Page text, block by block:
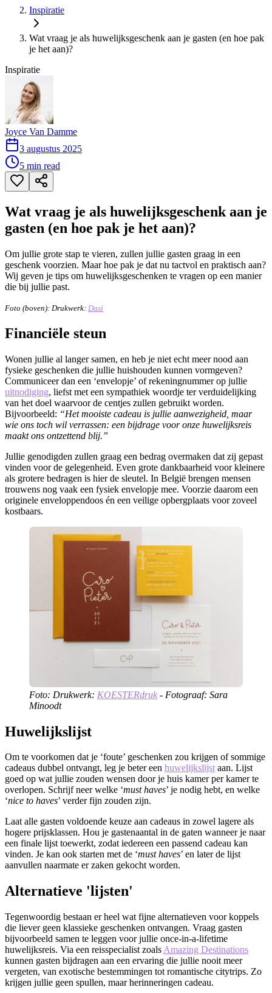
Inspiratie
Wat vraag je als huwelijksgeschenk aan je gasten (en hoe pak
je het aan)?
Inspiratie
Joyce Van Damme
3 augustus 2025
5 min read
Wat vraag je als huwelijksgeschenk aan je
gasten (en hoe pak je het aan)?
Om jullie grote stap te vieren, zullen jullie gasten graag in een
geschenk voorzien. Maar hoe pak je dat nu tactvol en praktisch aan?
Wij geven je tips om huwelijksgeschenken te vragen op een manier
die bij jullie past.
Foto (boven): Drukwerk: Dasi
Financiële steun
Wonen jullie al langer samen, en heb je niet echt meer nood aan
fysieke geschenken die jullie huishouden kunnen vormgeven?
Communiceer dan een ‘envelopje’ of rekeningnummer op jullie
uitnodiging, liefst met een sympathiek woordje ter verduidelijking
van het doel waarvoor de centjes zullen gebruikt worden.
Bijvoorbeeld: “Het mooiste cadeau is jullie aanwezigheid, maar
wie ons toch wil verrassen: een bijdrage voor onze huwelijksreis
maakt ons ontzettend blij.”
Jullie genodigden zullen graag een bedrag overmaken dat zij gepast
vinden voor de gelegenheid. Even grote dankbaarheid voor kleinere
als grotere bedragen is hier de sleutel. In België brengen mensen
trouwens nog vaak een fysiek envelopje mee. Voorzie daarom een
originele enveloppendoos én een veilige opbergplaats voor zoveel
kostbaars.
Foto: Drukwerk: KOESTERdruk - Fotograaf: Sara
Minoodt
Huwelijkslijst
Om te voorkomen dat je ‘foute’ geschenken zou krijgen of sommige
cadeaus dubbel ontvangt, leg je beter een huwelijkslijstaan. Lijst
goed op wat jullie zouden wensen door je huis kamer per kamer te
overlopen. Schrijf neer welke ‘must haves’ je nodig hebt, en welke
‘nice to haves’ verder fijn zouden zijn.
Laat alle gasten voldoende keuze aan cadeaus in zowel lagere als
hogere prijsklassen. Hou je gastenaantal in de gaten wanneer je naar
een finale lijst toewerkt, zodat iedereen een passend cadeau kan
vinden. Je kan ook starten met de ‘must haves’ en later de lijst
aanvullen naarmate er zaken gekocht worden.
Alternatieve 'lijsten'
Tegenwoordig bestaan er heel wat fijne alternatieven voor koppels
die liever geen klassieke geschenken ontvangen. Vraag gasten
bijvoorbeeld samen te leggen voor jullie once-in-a-lifetime
huwelijksreis. Via een reisspecialist zoals Amazing Destinations
kunnen gasten bijdragen aan een ervaring die jullie nooit meer
vergeten, van exotische bestemmingen tot romantische citytrips. Zo
krijgen jullie geen spullen, maar herinneringen cadeau.